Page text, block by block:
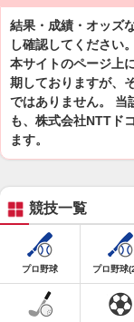
結果・成績・オッズ
し確認してください。
本サイトのページ上
期しておりますが、
ではありません。 当
も、株式会社NTTド
ます。
競技一覧
プロ野球 プロ野球